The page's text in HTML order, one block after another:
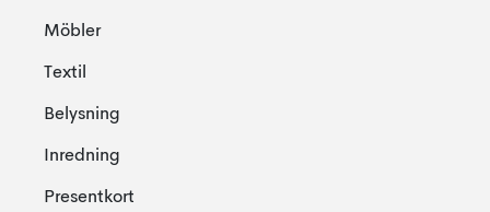
Möbler
Textil
Belysning
Inredning
Presentkort